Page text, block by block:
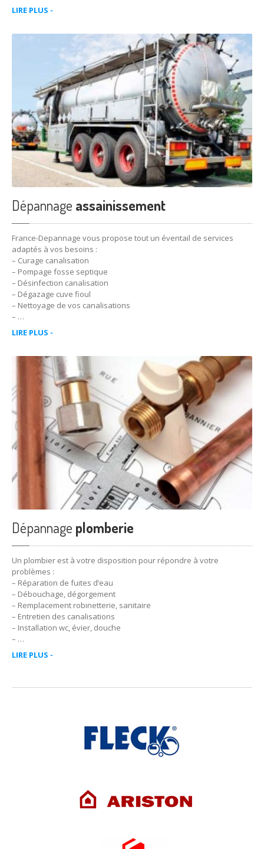
LIRE PLUS -
Dépannage assainissement
France-Depannage vous propose tout un éventail de services
adaptés à vos besoins :
– Curage canalisation
– Pompage fosse septique
– Désinfection canalisation
– Dégazage cuve fioul
– Nettoyage de vos canalisations
– …
LIRE PLUS -
Dépannage plomberie
Un plombier est à votre disposition pour répondre à votre
problèmes :
– Réparation de fuites d’eau
– Débouchage, dégorgement
– Remplacement robinetterie, sanitaire
– Entretien des canalisations
– Installation wc, évier, douche
– …
LIRE PLUS -